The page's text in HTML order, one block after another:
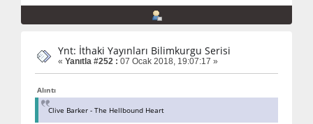
Ynt: İthaki Yayınları Bilimkurgu Serisi
« Yanıtla #252 : 07 Ocak 2018, 19:07:17 »
Alıntı
Clive Barker - The Hellbound Heart